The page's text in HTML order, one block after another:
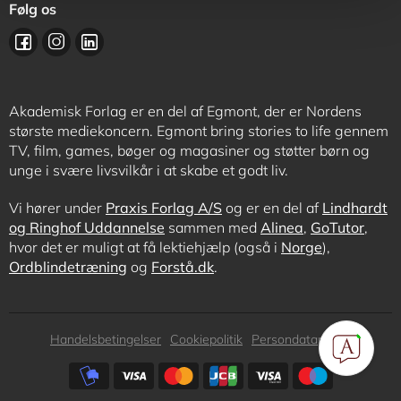
Følg os
Akademisk Forlag er en del af Egmont, der er Nordens
største mediekoncern. Egmont bring stories to life gennem
TV, film, games, bøger og magasiner og støtter børn og
unge i svære livsvilkår i at skabe et godt liv.
Vi hører under Praxis Forlag A/S og er en del af Lindhardt
og Ringhof Uddannelse sammen med Alinea, GoTutor,
hvor det er muligt at få lektiehjælp (også i Norge),
Ordblindetræning og Forstå.dk.
Subfooter
Handelsbetingelser Cookiepolitik
Persondatapolitik
Subfooter
payment